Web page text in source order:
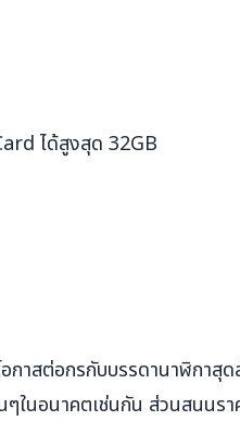
ได้สูงสุด 32GB
าสต่อกรกับบรรดานาฬิกาสุด
ในอนาคตเช่นกัน ส่วนสนนร